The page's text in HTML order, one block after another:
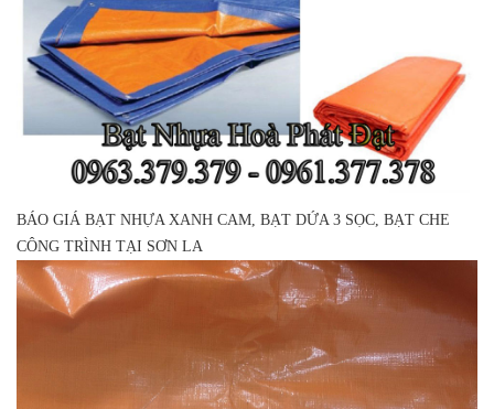
BÁO GIÁ BẠT NHỰA XANH CAM, BẠT DỨA 3 SỌC, BẠT CHE
CÔNG TRÌNH TẠI SƠN LA